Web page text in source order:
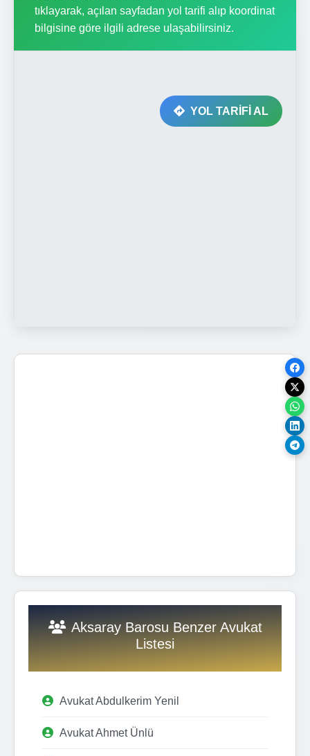
tıklayarak, açılan sayfadan yol tarifi alıp koordinat
bilgisine göre ilgili adrese ulaşabilirsiniz.
YOL TARİFİ AL
Aksaray Barosu Benzer Avukat
Listesi
Avukat Abdulkerim Yenil
Avukat Ahmet Ünlü